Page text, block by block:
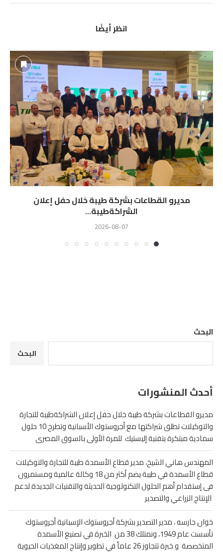
انظر أيضًا
مديرو القطاعات بشركة طيبة خلال حفل إعلان
الشراكةطيبة...
2026-08-07
البحث
البحث
أحدث المنشورات
مديرو القطاعات بشركة طيبة خلال حفل إعلان الشراكةطيبة للتجارة
والتوكيلات تطلق شراكتها مع أجروستوك الأسبانية وتطرح 10 حلول
سمادية مبتكرة بتفنية إليستيك للمرة الأولى بالسوق المصرى
المهندس هاني الشيخ، مدير قطاع الأسمدة طيبة للتجارة والتوكيلات
قطاع الأسمدة في طيبة يضم أكثر من 18 وكالة عالمية ومستمرون
فى إستقدام أهم الحلول التكنولوجية الحديثة والتقنيات الجديدة لدعم
الإنتاج الزراعي والتصدير
خوان جارسه ، مدير التصدير بشركة أجروستوك الإسبانية أجروستوك
تأسست عام 1949، ونمتلك 38 من الخبرة في تصنيع الأسمدة
المتخصصة و خبرة تتجاوز 26 عاماً في تطوير وإنتاج المغذيات الحيوية